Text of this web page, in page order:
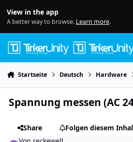
View in the app
A better way to browse. Learn more.
Startseite Deutsch Hardware
Spannung messen (AC
Share
Folgen diesem